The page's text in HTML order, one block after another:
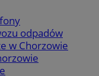
odpadów
w Chorzowie